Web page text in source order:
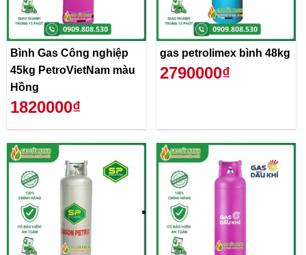
Bình Gas Công nghiệp
45kg PetroVietNam màu
Hồng
1820000₫
gas petrolimex bình 48kg
2790000₫